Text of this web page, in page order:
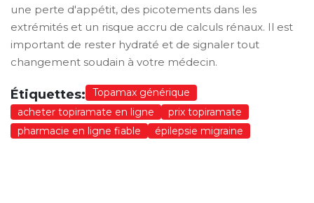
une perte d'appétit, des picotements dans les
extrémités et un risque accru de calculs rénaux. Il est
important de rester hydraté et de signaler tout
changement soudain à votre médecin.
Étiquettes:
Topamax générique
acheter topiramate en ligne
prix topiramate
pharmacie en ligne fiable
épilepsie migraine